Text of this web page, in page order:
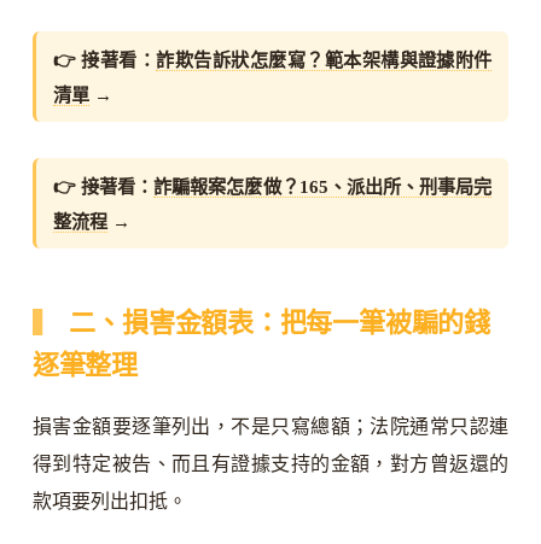
👉 接著看：詐欺告訴狀怎麼寫？範本架構與證據附件
清單→
👉 接著看：詐騙報案怎麼做？165、派出所、刑事局完
整流程→
二、損害金額表：把每一筆被騙的錢
逐筆整理
損害金額要逐筆列出，不是只寫總額；法院通常只認連
得到特定被告、而且有證據支持的金額，對方曾返還的
款項要列出扣抵。